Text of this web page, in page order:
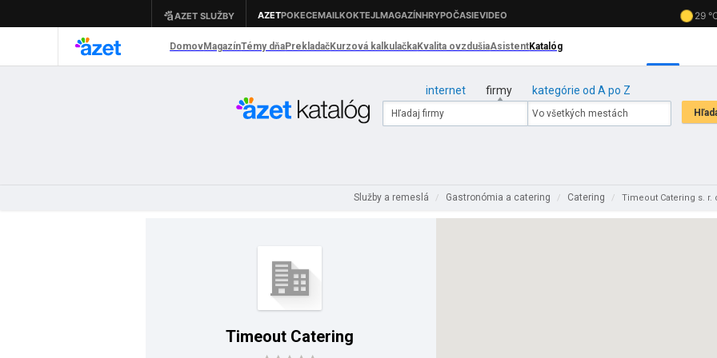
internet firmy kategórie od A po Z
Služby a remeslá / Gastronómia a catering / Catering / Timeout Catering s. r.
Timeout Catering